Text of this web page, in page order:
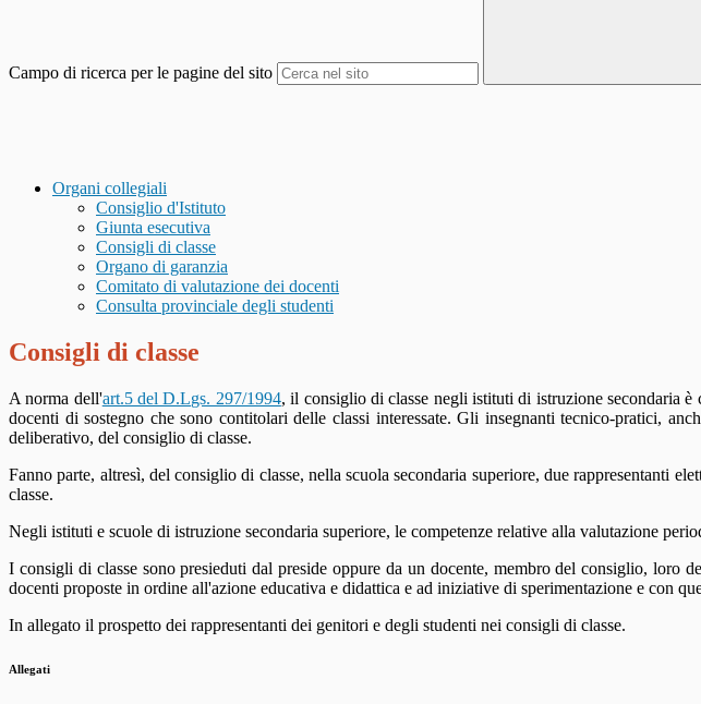
Campo di ricerca per le pagine del sito
Organi collegiali
Consiglio d'Istituto
Giunta esecutiva
Consigli di classe
Organo di garanzia
Comitato di valutazione dei docenti
Consulta provinciale degli studenti
Consigli di classe
A norma dell'art.5 del D.Lgs. 297/1994, il consiglio di classe negli istituti di istruzione secondaria
docenti di sostegno che sono contitolari delle classi interessate. Gli insegnanti tecnico-pratici,
deliberativo, del consiglio di classe.
Fanno parte, altresì, del consiglio di classe, nella scuola secondaria superiore, due rappresentanti
classe.
Negli istituti e scuole di istruzione secondaria superiore, le competenze relative alla valutazione
I consigli di classe sono presieduti dal preside oppure da un docente, membro del consiglio,
docenti proposte in ordine all'azione educativa e didattica e ad iniziative di sperimentazione e con
In allegato il prospetto dei rappresentanti dei genitori e degli studenti nei consigli di classe.
Allegati